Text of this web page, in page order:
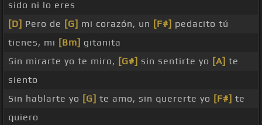
sido ni lo eres
[D] Pero de [G] mi corazón, un [F#] pedacito tú
tienes, mi [Bm] gitanita
Sin mirarte yo te miro, [G#] sin sentirte yo [A] te
siento
Sin hablarte yo [G] te amo, sin quererte yo [F#] te
quiero